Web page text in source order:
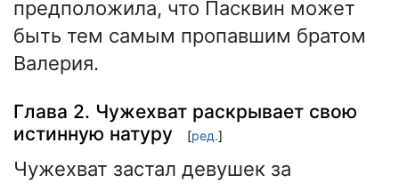
предположила, что Пасквин может
быть тем самым пропавшим братом
Валерия.
Глава 2. Чужехват раскрывает свою
истинную натуру
[ред.]
Чужехват застал девушек за